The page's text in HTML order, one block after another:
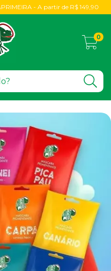
- A partir de R$ 149,90
0